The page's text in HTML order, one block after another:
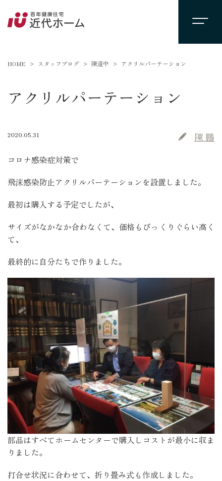
HOME スタッフブログ 陳道中 アクリルパーテーション
アクリルパーテーション
2020.05.31 陳 鵬
コロナ感染症対策で
飛沫感染防止アクリルパーテーションを設置しました。
最初は購入する予定でしたが、
サイズがなかなか合わなくて、価格もびっくりぐらい高く
て、
最終的に自分たちで作りました。
部品はすべてホームセンターで購入しコストが最小に収ま
りました。
打合せ状況に合わせて、折り畳み式も作成しました。